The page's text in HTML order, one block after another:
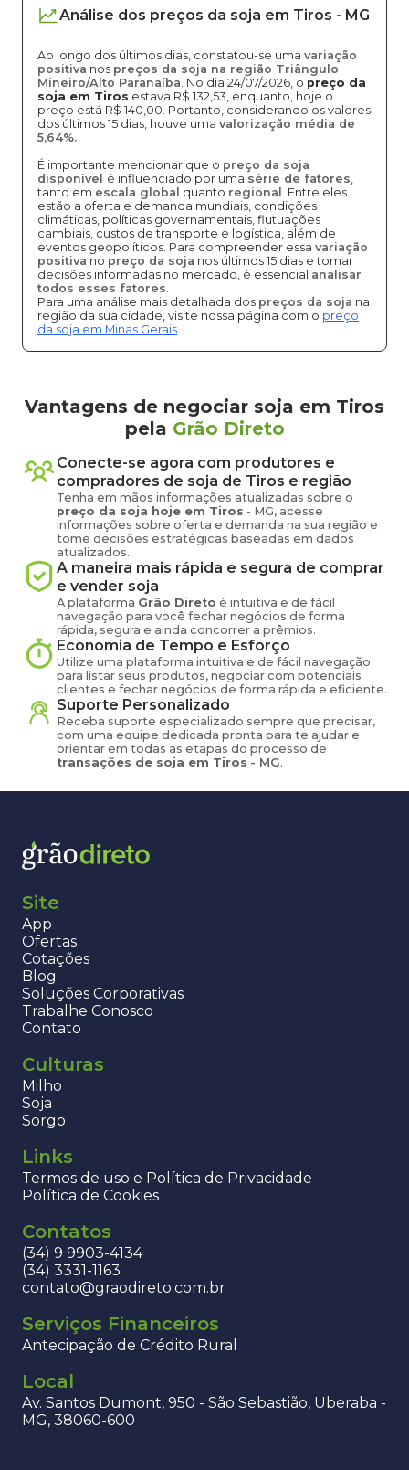
Análise dos preços da soja em Tiros - MG
Ao longo dos últimos dias, constatou-se uma variação
positiva nos preços da soja na região Triângulo
Mineiro/Alto Paranaíba. No dia 24/07/2026, o preço da
soja em Tiros estava R$ 132,53, enquanto, hoje o
preço está R$ 140,00. Portanto, considerando os valores
dos últimos 15 dias, houve uma valorização média de
5,64%.
É importante mencionar que o preço da soja
disponível é influenciado por uma série de fatores,
tanto em escala global quanto regional . Entre eles
estão a oferta e demanda mundiais, condições
climáticas, políticas governamentais, flutuações
cambiais, custos de transporte e logística, além de
eventos geopolíticos. Para compreender essa variação
positiva no preço da soja nos últimos 15 dias e tomar
decisões informadas no mercado, é essencial analisar
todos esses fatores.
Para uma análise mais detalhada dos preços da soja na
região da sua cidade, visite nossa página com o preço
da soja em Minas Gerais.
Vantagens de negociar soja em Tiros
pela Grão Direto
Conecte-se agora com produtores e
compradores de soja de Tiros e região
Tenha em mãos informações atualizadas sobre o
preço da soja hoje em Tiros - MG, acesse
informações sobre oferta e demanda na sua região e
tome decisões estratégicas baseadas em dados
atualizados.
A maneira mais rápida e segura de comprar
e vender soja
A plataforma Grão Direto é intuitiva e de fácil
navegação para você fechar negócios de forma
rápida, segura e ainda concorrer a prêmios.
Economia de Tempo e Esforço
Utilize uma plataforma intuitiva e de fácil navegação
para listar seus produtos, negociar com potenciais
clientes e fechar negócios de forma rápida e eficiente.
Suporte Personalizado
Receba suporte especializado sempre que precisar,
com uma equipe dedicada pronta para te ajudar e
orientar em todas as etapas do processo de
transações de soja em Tiros - MG.
Site
App
Ofertas
Cotações
Blog
Soluções Corporativas
Trabalhe Conosco
Contato
Culturas
Milho
Soja
Sorgo
Links
Termos de uso e Política de Privacidade
Política de Cookies
Contatos
(34) 9 9903-4134
(34) 3331-1163
contato@graodireto.com.br
Serviços Financeiros
Antecipação de Crédito Rural
Local
Av. Santos Dumont, 950 - São Sebastião, Uberaba -
MG, 38060-600